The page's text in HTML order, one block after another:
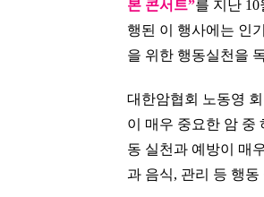
본 콘서트”를 지난
행된 이 행사에는 인
을 위한 행동실천을
대한암협회 노동영
이 매우 중요한 암 중
동 실천과 예방이 매
과 음식, 관리 등 행